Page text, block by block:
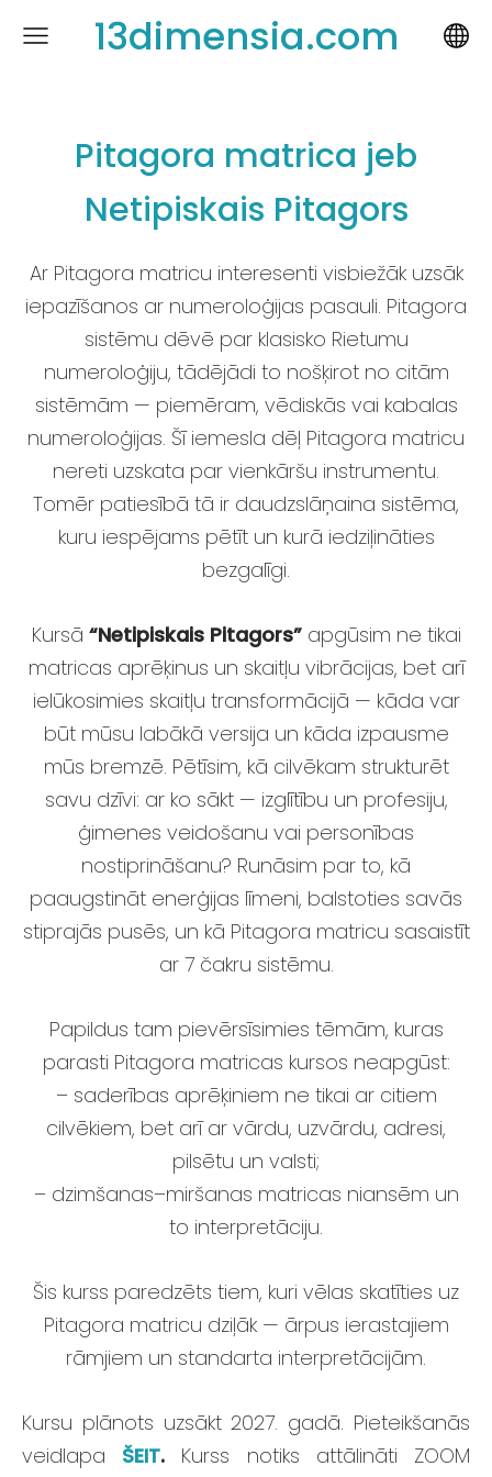
13dimensia.com
Pitagora matrica jeb
Netipiskais Pitagors
Ar Pitagora matricu interesenti visbiežāk uzsāk
iepazīšanos ar numeroloģijas pasauli. Pitagora
sistēmu dēvē par klasisko Rietumu
numeroloģiju, tādējādi to nošķirot no citām
sistēmām — piemēram, vēdiskās vai kabalas
numeroloģijas. Šī iemesla dēļ Pitagora matricu
nereti uzskata par vienkāršu instrumentu.
Tomēr patiesībā tā ir daudzslāņaina sistēma,
kuru iespējams pētīt un kurā iedziļināties
bezgalīgi.
Kursā “Netipiskais Pitagors”apgūsim ne tikai
matricas aprēķinus un skaitļu vibrācijas, bet arī
ielūkosimies skaitļu transformācijā — kāda var
būt mūsu labākā versija un kāda izpausme
mūs bremzē. Pētīsim, kā cilvēkam strukturēt
savu dzīvi: ar ko sākt — izglītību un profesiju,
ģimenes veidošanu vai personības
nostiprināšanu? Runāsim par to, kā
paaugstināt enerģijas līmeni, balstoties savās
stiprajās pusēs, un kā Pitagora matricu sasaistīt
ar 7 čakru sistēmu.
Papildus tam pievērsīsimies tēmām, kuras
parasti Pitagora matricas kursos neapgūst:
– saderības aprēķiniem ne tikai ar citiem
cilvēkiem, bet arī ar vārdu, uzvārdu, adresi,
pilsētu un valsti;
– dzimšanas–miršanas matricas niansēm un
to interpretāciju.
Šis kurss paredzēts tiem, kuri vēlas skatīties uz
Pitagora matricu dziļāk — ārpus ierastajiem
rāmjiem un standarta interpretācijām.
Kursu plānots uzsākt 2027. gadā. Pieteikšanās
veidlapa
ŠEIT. Kurss notiks attālināti ZOOM